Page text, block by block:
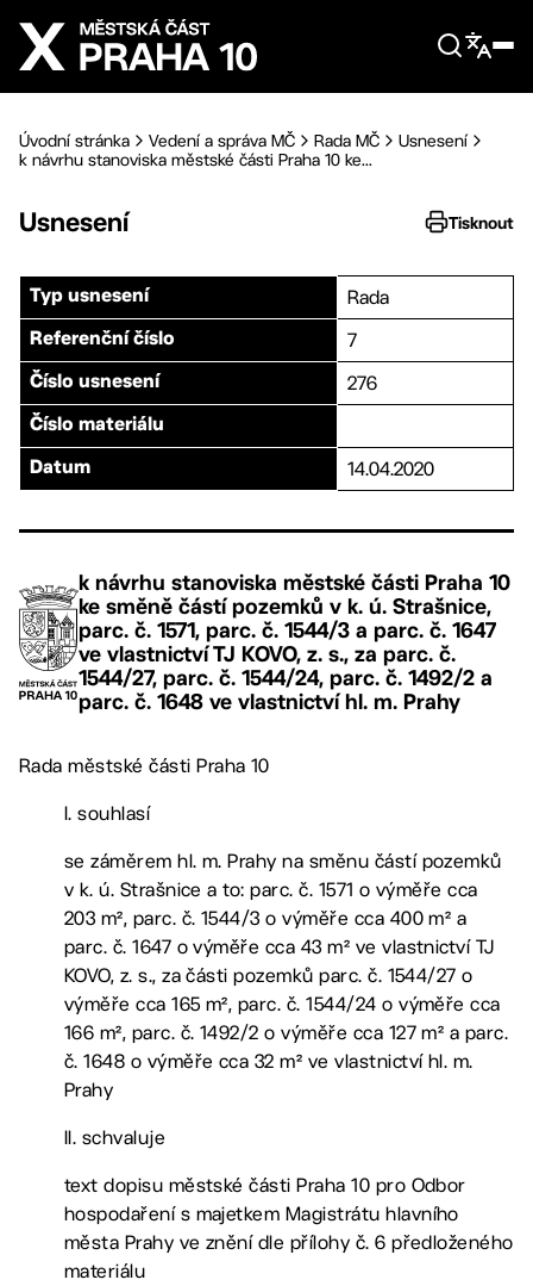
Přejít na hlavní obsah
Úvodní stránka Vedení a správa MČ Rada MČ
Usnesení
k návrhu stanoviska městské části Praha 10 ke...
Usnesení Tisknout
Typ usnesení Rada
Referenční číslo 7
Číslo usnesení 276
Číslo materiálu
Datum 14.04.2020
k návrhu stanoviska městské části Praha 10
ke směně částí pozemků v k. ú. Strašnice,
parc. č. 1571, parc. č. 1544/3 a parc. č. 1647
ve vlastnictví TJ KOVO, z. s., za parc. č.
1544/27, parc. č. 1544/24, parc. č. 1492/2 a
parc. č. 1648 ve vlastnictví hl. m. Prahy
Rada městské části Praha 10
I. souhlasí
se záměrem hl. m. Prahy na směnu částí pozemků
v k. ú. Strašnice a to: parc. č. 1571 o výměře cca
203 m², parc. č. 1544/3 o výměře cca 400 m² a
parc. č. 1647 o výměře cca 43 m² ve vlastnictví TJ
KOVO, z. s., za části pozemků parc. č. 1544/27 o
výměře cca 165 m², parc. č. 1544/24 o výměře cca
166 m², parc. č. 1492/2 o výměře cca 127 m² a parc.
č. 1648 o výměře cca 32 m² ve vlastnictví hl. m.
Prahy
II. schvaluje
text dopisu městské části Praha 10 pro Odbor
hospodaření s majetkem Magistrátu hlavního
města Prahy ve znění dle přílohy č. 6 předloženého
materiálu